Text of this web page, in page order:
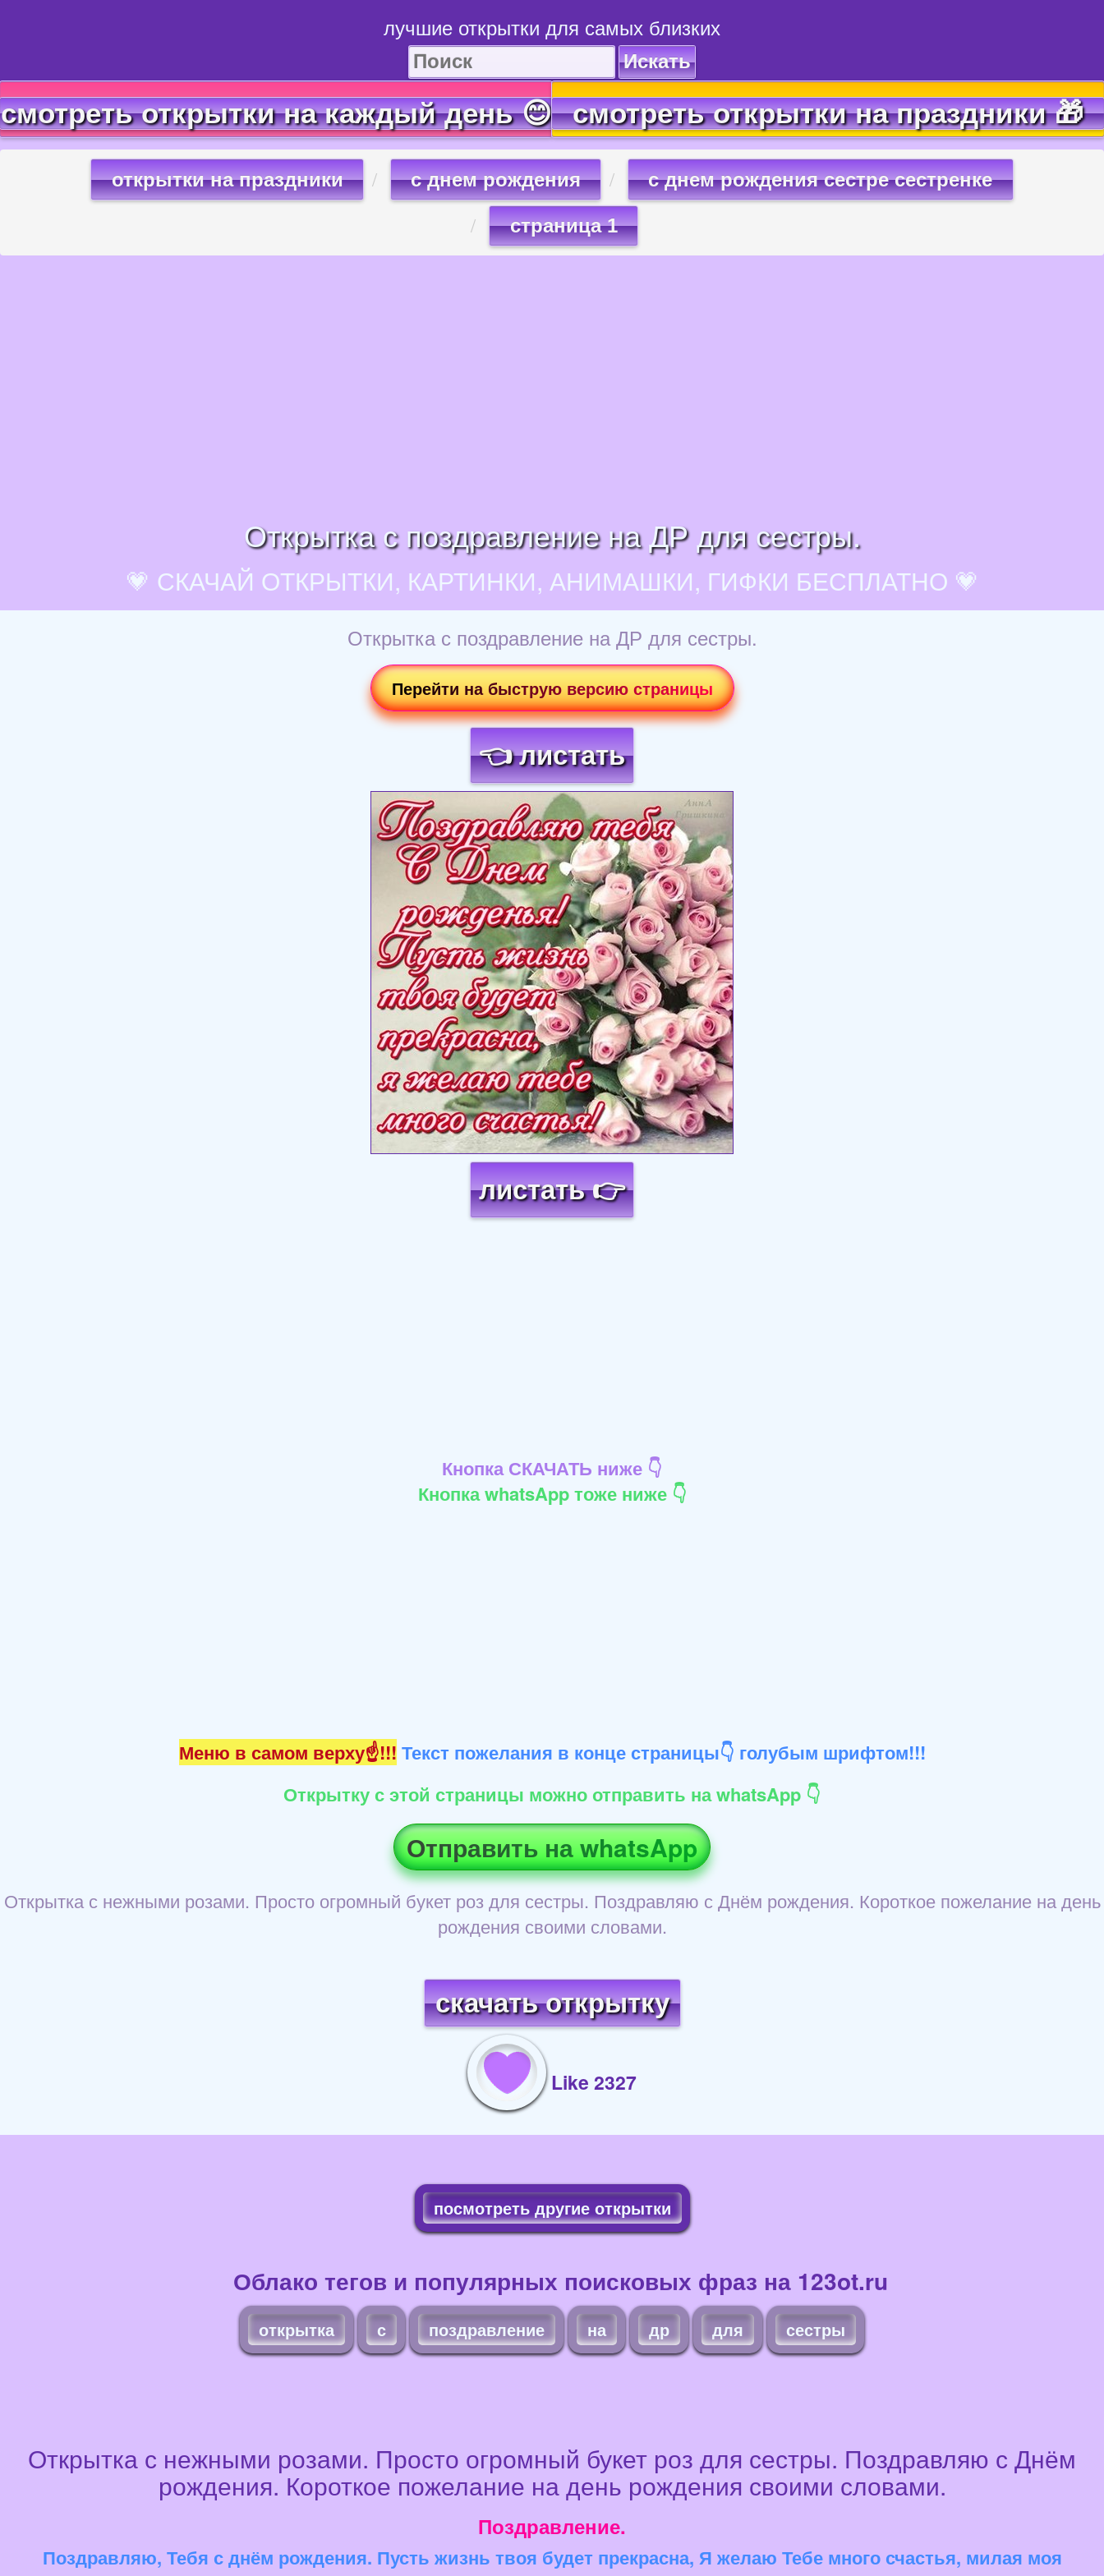
лучшие открытки для самых близких
Искать
смотреть открытки на каждый день 😊 смотреть открытки на праздники 🎁
открытки на праздники с днем рождения с днем рождения сестре сестренке
страница 1
Открытка с поздравление на ДР для сестры.
💗 СКАЧАЙ ОТКРЫТКИ, КАРТИНКИ, АНИМАШКИ, ГИФКИ БЕСПЛАТНО 💗
Открытка с поздравление на ДР для сестры.
Перейти на быструю версию страницы
👈 листать
Загрузка картинки...
листать 👉
Кнопка СКАЧАТЬ ниже 👇
Кнопка whatsApp тоже ниже 👇
Меню в самом верху☝!!! Текст пожелания в конце страницы👇 голубым шрифтом!!!
Открытку с этой страницы можно отправить на whatsApp 👇
Отправить на whatsApp
Открытка с нежными розами. Просто огромный букет роз для сестры. Поздравляю с Днём рождения. Короткое пожелание на день
рождения своими словами.
скачать открытку
Like 2327
посмотреть другие открытки
Облако тегов и популярных поисковых фраз на 123ot.ru
открытка с поздравление на др для сестры
Открытка с нежными розами. Просто огромный букет роз для сестры. Поздравляю с Днём
рождения. Короткое пожелание на день рождения своими словами.
Поздравление.
Поздравляю, Тебя с днём рождения. Пусть жизнь твоя будет прекрасна, Я желаю Тебе много счастья, милая моя